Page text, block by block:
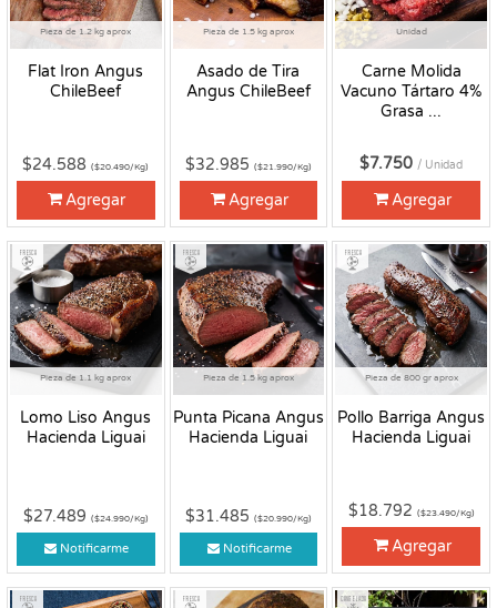
Pieza de 1.2 kg aprox
Flat Iron Angus
ChileBeef
$24.588($20.490/Kg)
Agregar
Pieza de 1.5 kg aprox
Asado de Tira
Angus ChileBeef
$32.985 ($21.990/Kg)
Agregar
Unidad
Carne Molida
Vacuno Tártaro 4%
Grasa ...
$7.750 / Unidad
Agregar
Pieza de 1.1 kg aprox
Lomo Liso Angus
Hacienda Liguai
Fresco
$27.489 ($24.990/Kg)
Notificarme
Pieza de 1.5 kg aprox
Punta Picana Angus
Hacienda Liguai
Fresco
$31.485 ($20.990/Kg)
Notificarme
Pieza de 800 gr aprox
Pollo Barriga Angus
Hacienda Liguai
Fresco
$18.792 ($23.490/Kg)
Agregar
Fresco Fresco Congelado